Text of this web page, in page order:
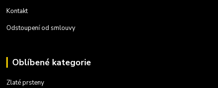
Kontakt
Odstoupení od smlouvy
Oblíbené kategorie
Zlaté prsteny